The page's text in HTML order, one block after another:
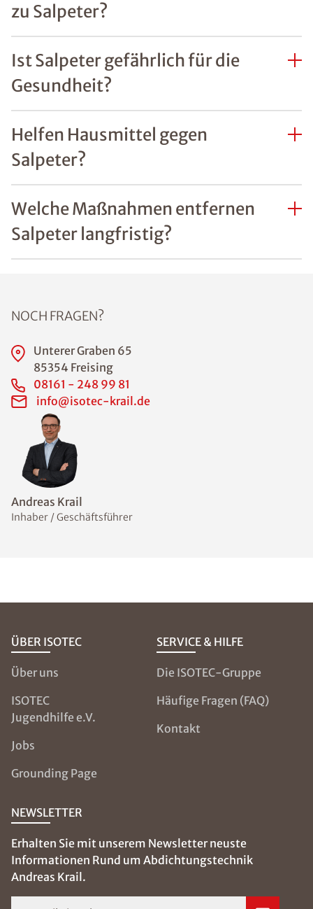
zu Salpeter?
Ist Salpeter gefährlich für die
Gesundheit?
Helfen Hausmittel gegen
Salpeter?
Welche Maßnahmen entfernen
Salpeter langfristig?
Andreas Krail
Inhaber / Geschäftsführer
NOCH FRAGEN?
Unterer Graben 65
85354 Freising
08161 - 248 99 81
info@isotec-krail.de
ÜBER ISOTEC
Über uns
ISOTEC
Jugendhilfe e.V.
Jobs
Grounding Page
SERVICE & HILFE
Die ISOTEC-Gruppe
Häufige Fragen (FAQ)
Kontakt
NEWSLETTER
Erhalten Sie mit unserem Newsletter neuste
Informationen Rund um Abdichtungstechnik
Andreas Krail.